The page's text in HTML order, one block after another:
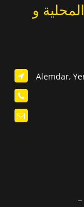
و
Alemdar,